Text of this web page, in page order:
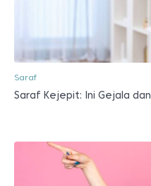
Saraf
Saraf Kejepit: Ini Gejala